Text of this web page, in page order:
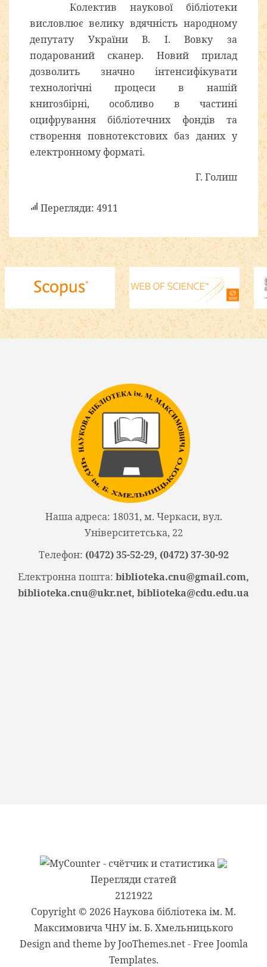
Колектив наукової бібліотеки
висловлює велику вдячність народному
депутату України В. І. Вовку за
подарований сканер. Новий прилад
дозволить значно інтенсифікувати
технологічні процеси в нашій
книгозбірні, особливо в частині
оцифрування бібліотечних фондів та
створення повнотекстових баз даних у
електронному форматі.
Г. Голиш
Перегляди: 4911
Наша адреса: 18031, м. Черкаси, вул.
Університетська, 22
Телефон: (0472) 35-52-29, (0472) 37-30-92
Електронна пошта: biblioteka.cnu@gmail.com,
biblioteka.cnu@ukr.net, biblioteka@cdu.edu.ua
Перегляди статей
2121922
Copyright © 2026 Наукова бібліотека ім. М.
Максимовича ЧНУ ім. Б. Хмельницького
Design and theme by JooThemes.net -Free Joomla
Templates.